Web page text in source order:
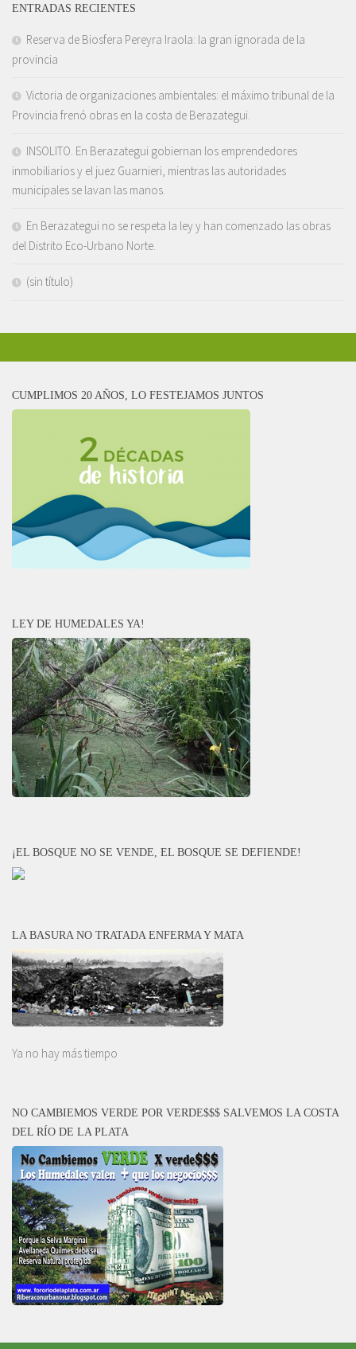
ENTRADAS RECIENTES
Reserva de Biosfera Pereyra Iraola: la gran ignorada de la
provincia
Victoria de organizaciones ambientales: el máximo tribunal de la
Provincia frenó obras en la costa de Berazategui.
INSOLITO. En Berazategui gobiernan los emprendedores
inmobiliarios y el juez Guarnieri, mientras las autoridades
municipales se lavan las manos.
En Berazategui no se respeta la ley y han comenzado las obras
del Distrito Eco-Urbano Norte.
(sin título)
CUMPLIMOS 20 AÑOS, LO FESTEJAMOS JUNTOS
LEY DE HUMEDALES YA!
¡EL BOSQUE NO SE VENDE, EL BOSQUE SE DEFIENDE!
LA BASURA NO TRATADA ENFERMA Y MATA
Ya no hay más tiempo
NO CAMBIEMOS VERDE POR VERDE$$$ SALVEMOS LA COSTA
DEL RÍO DE LA PLATA